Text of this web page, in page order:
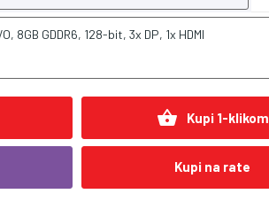
8GB GDDR6, 128-bit, 3x DP, 1x HDMI
shopping_basket Kupi 1-klikom
Kupi na rate